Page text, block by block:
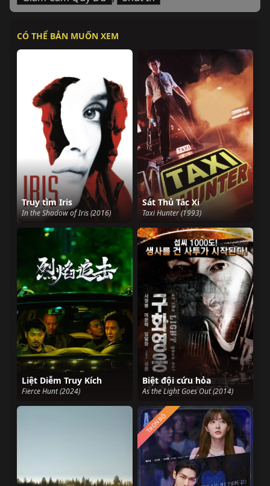
CÓ THỂ BẢN MUỐN XEM
Truy tìm Iris
In the Shadow of Iris (2016)
Sát Thủ Tắc Xi
Taxi Hunter (1993)
Liệt Diễm Truy Kích
Fierce Hunt (2024)
Biệt đội cứu hỏa
As the Light Goes Out (2014)
TRỌN BỘ